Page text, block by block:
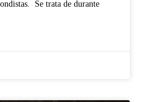
Se trata de durante